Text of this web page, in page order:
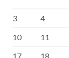
3
4
10
11
17
18